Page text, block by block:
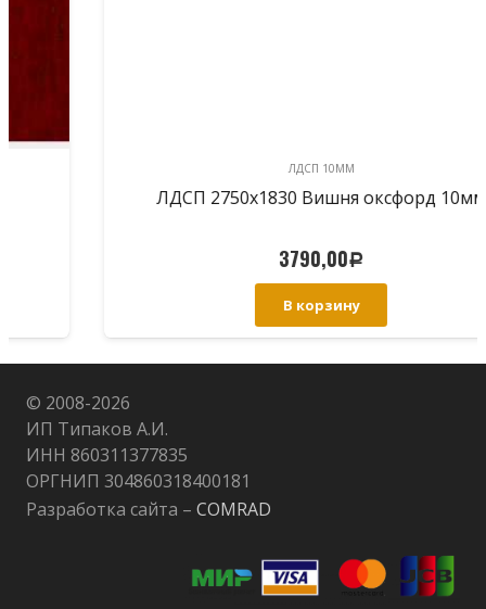
ЛДСП 2750х1830 Вишня оксфорд 10мм
Р
© 2008-2026
ИП Типаков А.И.
ИНН 860311377835
ОРГНИП 304860318400181
Разработка сайта – COMRAD